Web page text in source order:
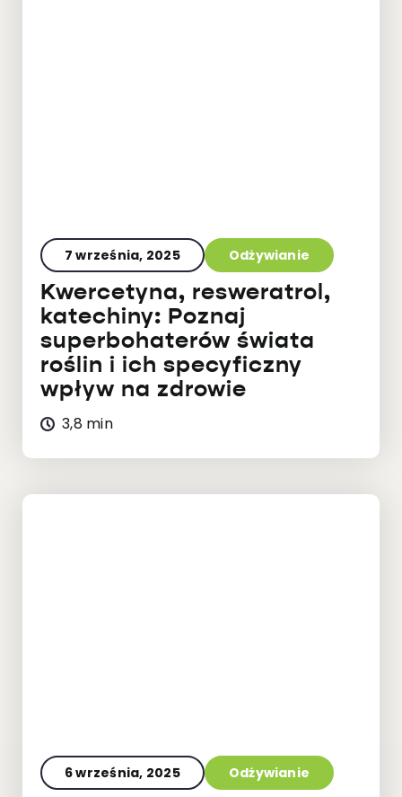
7 września, 2025 Odżywianie
Kwercetyna, resweratrol,
katechiny: Poznaj
superbohaterów świata
roślin i ich specyficzny
wpływ na zdrowie
3,8 min
6 września, 2025 Odżywianie